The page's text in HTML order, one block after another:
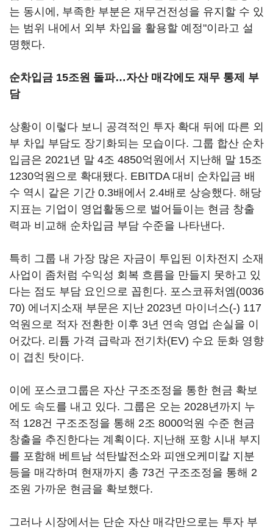
는 동시에, 부족한 부분은 재무건전성을 유지할 수 있
는 범위 내에서 외부 차입을 활용할 예정"이라고 설
명했다.
순차입금 15조원 돌파…자산 매각에도 재무 통제 부
담
상황이 이렇다 보니 공격적인 투자 확대 뒤에 따른 외
부 차입 부담도 장기화되는 모습이다. 그룹 합산 순차
입금은 2021년 말 4조 4850억원에서 지난해 말 15조
1230억원으로 확대됐다. EBITDA 대비 순차입금 배
수 역시 같은 기간 0.3배에서 2.4배로 상승했다. 해당
지표는 기업이 영업활동으로 벌어들이는 현금 창출
력과 비교해 순차입금 부담 수준을 나타낸다.
특히 그룹 내 가장 많은 자금이 투입된 이차전지 소재
사업이 좀처럼 수익성 회복 흐름을 만들지 못하고 있
다는 점도 부담 요인으로 꼽힌다. 포스코퓨처엠(0036
70) 에너지소재 부문은 지난 2023년 마이너스(-) 117
억원으로 적자 전환한 이후 3년 연속 영업 손실을 이
어갔다. 리튬 가격 급락과 전기차(EV) 수요 둔화 영향
이 겹친 탓이다.
이에 포스코그룹은 자산 구조조정을 통한 현금 확보
에도 속도를 내고 있다. 그룹은 오는 2028년까지 누
적 128건 구조조정을 통해 2조 8000억원 수준 현금
창출을 추진한다는 계획이다. 지난해 포항 시내 부지
를 포함해 베트남 석탄발전소와 피앤오케미칼 지분
등을 매각하며 현재까지 총 73건 구조조정을 통해 2
조원 가까운 현금을 확보했다.
그러나 시장에서는 단순 자산 매각만으로는 투자 부